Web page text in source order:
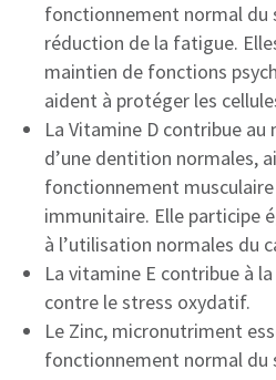
fonctionnement normal du
réduction de la fatigue.
maintien de fonctions
aident à protéger les
La Vitamine D contribue
d’une dentition normales,
fonctionnement
immunitaire. Elle participe
à l’utilisation normales du
La vitamine E contribue à
contre le stress oxydatif.
Le Zinc, micronutriment
fonctionnement normal du